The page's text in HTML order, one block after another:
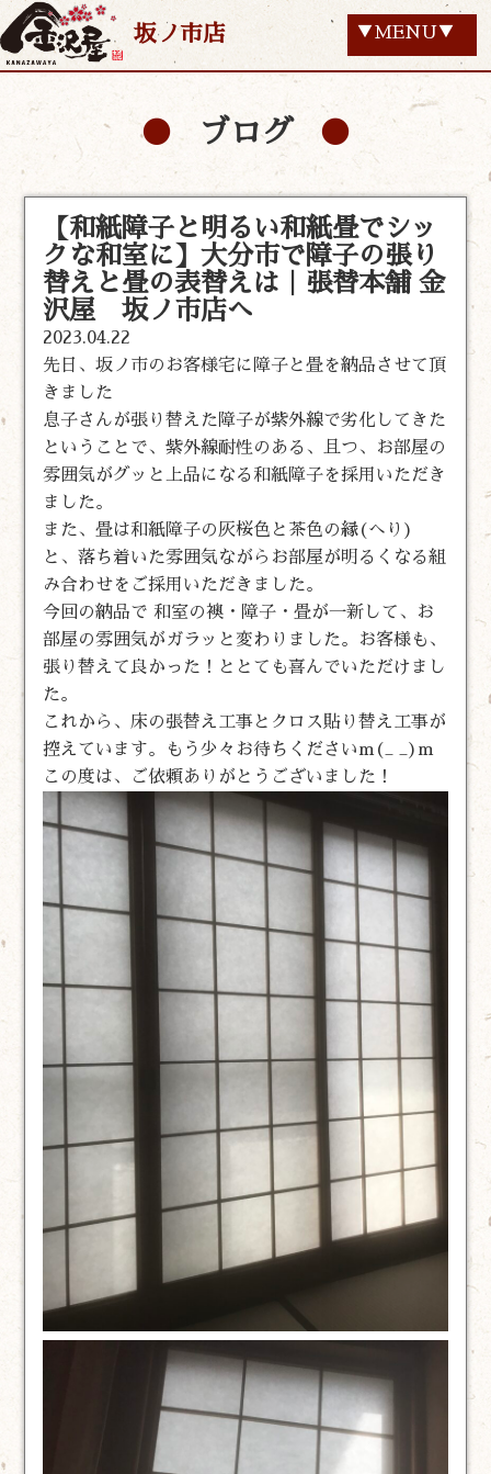
坂ノ市店 ▼MENU▼
ブログ
【和紙障子と明るい和紙畳でシッ
クな和室に】大分市で障子の張り
替えと畳の表替えは｜張替本舗 金
沢屋 坂ノ市店へ
2023.04.22
先日、坂ノ市のお客様宅に障子と畳を納品させて頂
きました
息子さんが張り替えた障子が紫外線で劣化してきた
ということで、紫外線耐性のある、且つ、お部屋の
雰囲気がグッと上品になる和紙障子を採用いただき
ました。
また、畳は和紙障子の灰桜色と茶色の縁(へり)
と、落ち着いた雰囲気ながらお部屋が明るくなる組
み合わせをご採用いただきました。
今回の納品で 和室の襖・障子・畳が一新して、お
部屋の雰囲気がガラッと変わりました。お客様も、
張り替えて良かった！ととても喜んでいただけまし
た。
これから、床の張替え工事とクロス貼り替え工事が
控えています。もう少々お待ちくださいm(_ _)m
この度は、ご依頼ありがとうございました！